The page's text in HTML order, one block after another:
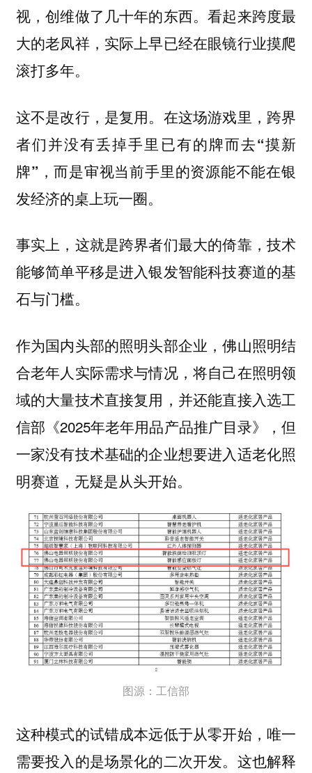
视，创维做了几十年的东西。看起来跨度最
大的老凤祥，实际上早已经在眼镜行业摸爬
滚打多年。
这不是改行，是复用。在这场游戏里， 跨界
者们并没有丢掉手里已有的牌而去“摸新
牌”，而是审视当前手里的资源能不能在银
发经济的桌上玩一圈。
事实上，这就是跨界者们最大的倚靠，技术
能够简单平移是进入银发智能科技赛道的基
石与门槛。
作为国内头部的照明头部企业，佛山照明结
合老年人实际需求与情况，将自己在照明领
域的大量技术直接复用，并还能直接入选工
信部《2025年老年用品产品推广目录》，但
一家没有技术基础的企业想要进入适老化照
明赛道，无疑是从头开始。
图源：工信部
这种模式的试错成本远低于从零开始，唯一
需要投入的是场景化的二次开发。 这也解释